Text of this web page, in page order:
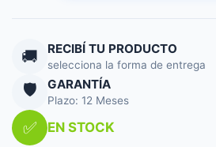
512SD
FDOS
cantidad
🚚 RECIBÍ TU PRODUCTO
selecciona la forma de entrega
🛡️ GARANTÍA
Plazo: 12 Meses
✅ EN STOCK